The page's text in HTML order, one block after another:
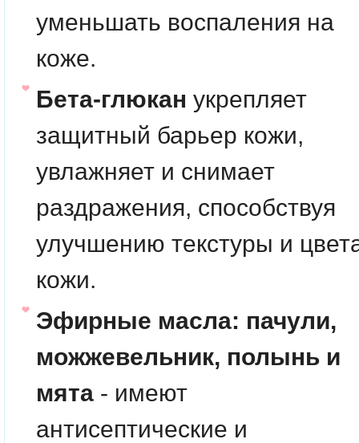
уменьшать воспаления на
коже.
Бета-глюкан укрепляет
защитный барьер кожи,
увлажняет и снимает
раздражения, способствуя
улучшению текстуры и
кожи.
Эфирные масла: пачули,
можжевельник, полынь и
мята - имеют
антисептические и